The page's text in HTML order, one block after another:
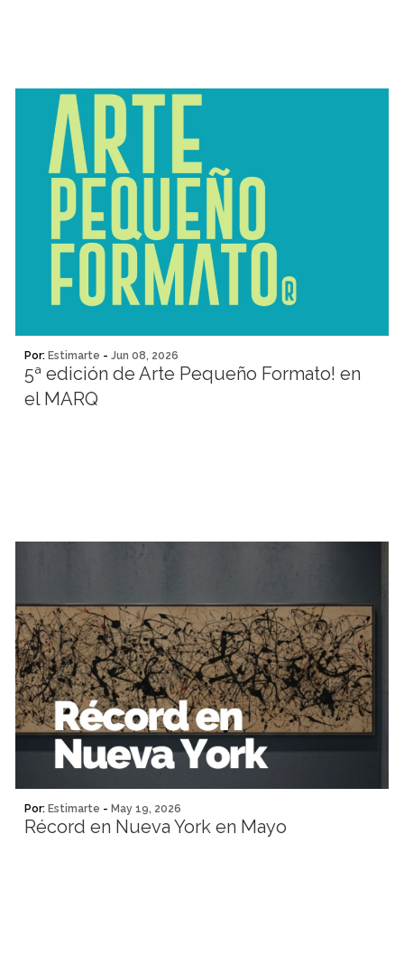
Por: Estimarte - Jun 08, 2026
5ª edición de Arte Pequeño Formato! en
el MARQ
Por: Estimarte - May 19, 2026
Récord en Nueva York en Mayo